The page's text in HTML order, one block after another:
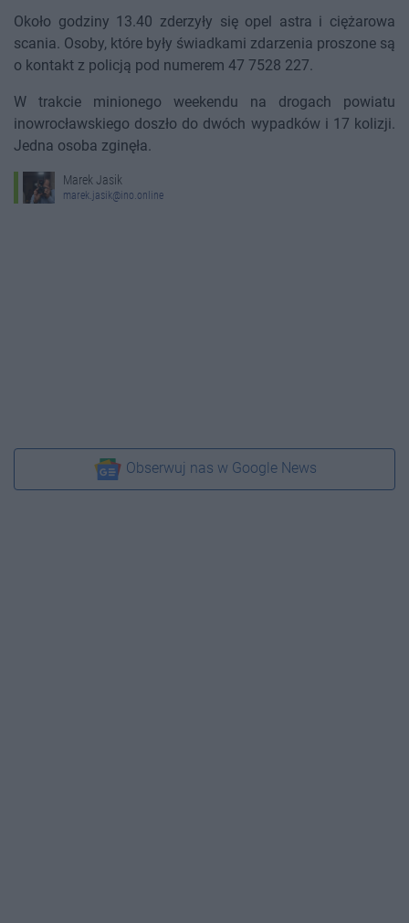
Około godziny 13.40 zderzyły się opel astra i ciężarowa
scania. Osoby, które były świadkami zdarzenia proszone są
o kontakt z policją pod numerem 47 7528 227.
W trakcie minionego weekendu na drogach powiatu
inowrocławskiego doszło do dwóch wypadków i 17 kolizji.
Jedna osoba zginęła.
Marek Jasik
marek.jasik@ino.online
Obserwuj nas w Google News